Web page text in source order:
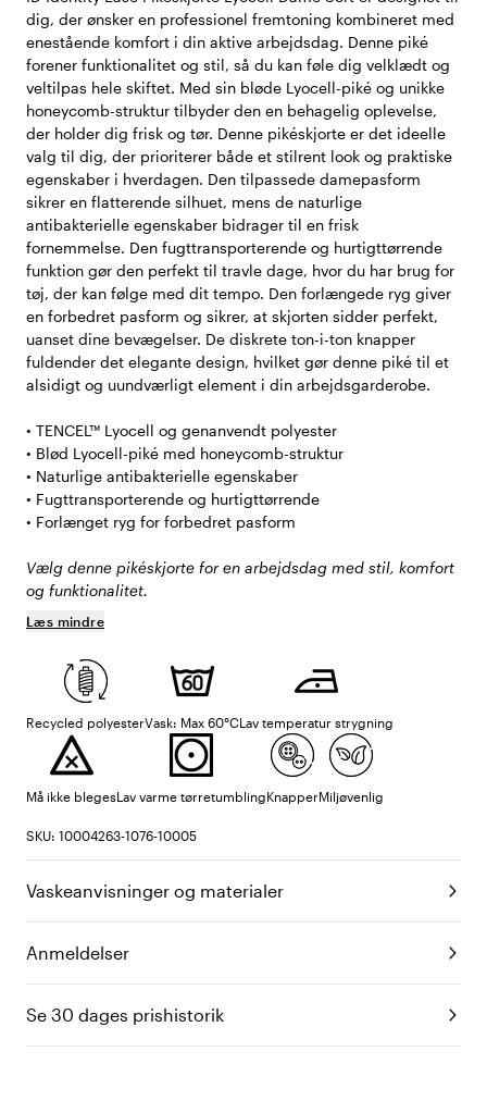
dig, der ønsker en professionel fremtoning kombineret med
enestående komfort i din aktive arbejdsdag. Denne piké
forener funktionalitet og stil, så du kan føle dig velklædt og
veltilpas hele skiftet. Med sin bløde Lyocell-piké og unikke
honeycomb-struktur tilbyder den en behagelig oplevelse,
der holder dig frisk og tør. Denne pikéskjorte er det ideelle
valg til dig, der prioriterer både et stilrent look og praktiske
egenskaber i hverdagen. Den tilpassede damepasform
sikrer en flatterende silhuet, mens de naturlige
antibakterielle egenskaber bidrager til en frisk
fornemmelse. Den fugttransporterende og hurtigttørrende
funktion gør den perfekt til travle dage, hvor du har brug for
tøj, der kan følge med dit tempo. Den forlængede ryg giver
en forbedret pasform og sikrer, at skjorten sidder perfekt,
uanset dine bevægelser. De diskrete ton-i-ton knapper
fuldender det elegante design, hvilket gør denne piké til et
alsidigt og uundværligt element i din arbejdsgarderobe.
• TENCEL™ Lyocell og genanvendt polyester
• Blød Lyocell-piké med honeycomb-struktur
• Naturlige antibakterielle egenskaber
• Fugttransporterende og hurtigttørrende
• Forlænget ryg for forbedret pasform
Vælg denne pikéskjorte for en arbejdsdag med stil, komfort
og funktionalitet.
Læs mindre
Recycled polyesterVask: Max 60°CLav temperatur strygning
Må ikke blegesLav varme tørretumblingKnapperMiljøvenlig
SKU: 10004263-1076-10005
Vaskeanvisninger og materialer
Anmeldelser
Se 30 dages prishistorik